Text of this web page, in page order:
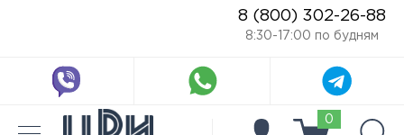
8 (800) 302-26-88
8:30-17:00 по будням
0